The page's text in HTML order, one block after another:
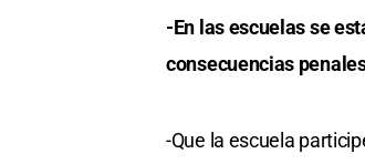
-En las escuelas se
consecuencias
-Que la escuela